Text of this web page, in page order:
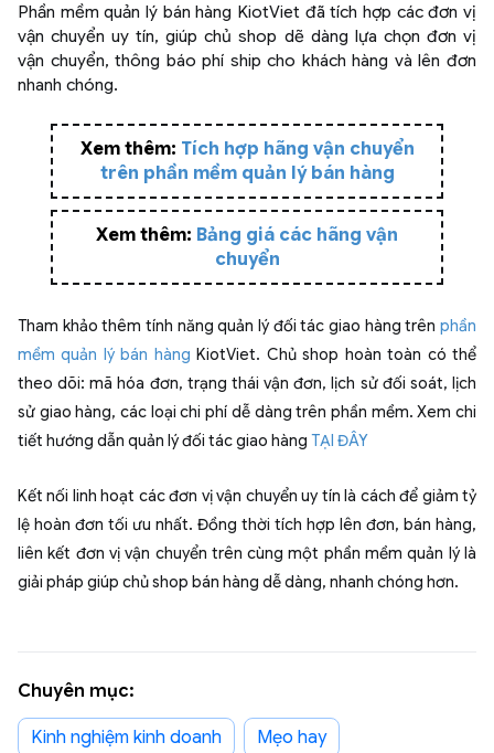
Phần mềm quản lý bán hàng KiotViet đã tích hợp các đơn vị
vận chuyển uy tín, giúp chủ shop dẽ dàng lựa chọn đơn vị
vận chuyển, thông báo phí ship cho khách hàng và lên đơn
nhanh chóng.
Xem thêm: Tích hợp hãng vận chuyển
trên phần mềm quản lý bán hàng
Xem thêm: Bảng giá các hãng vận
chuyển
Tham khảo thêm tính năng quản lý đối tác giao hàng trên phần
mềm quản lý bán hàng KiotViet. Chủ shop hoàn toàn có thể
theo dõi: mã hóa đơn, trạng thái vận đơn, lịch sử đối soát, lịch
sử giao hàng, các loại chi phí dễ dàng trên phần mềm. Xem chi
tiết hướng dẫn quản lý đối tác giao hàng TẠI ĐÂY
Kết nối linh hoạt các đơn vị vận chuyển uy tín là cách để giảm tỷ
lệ hoàn đơn tối ưu nhất. Đồng thời tích hợp lên đơn, bán hàng,
liên kết đơn vị vận chuyển trên cùng một phần mềm quản lý là
giải pháp giúp chủ shop bán hàng dễ dàng, nhanh chóng hơn.
Chuyên mục:
Kinh nghiệm kinh doanh Mẹo hay